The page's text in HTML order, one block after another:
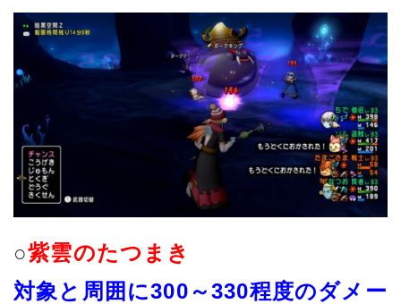
○紫雲のたつまき
対象と周囲に300～330程度のダメー